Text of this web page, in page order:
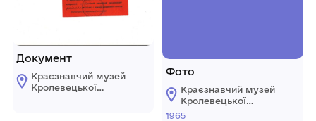
Документ
Краєзнавчий музей
Кролевецької
Фото
Краєзнавчий музей
Кролевецької
міської ради
1965